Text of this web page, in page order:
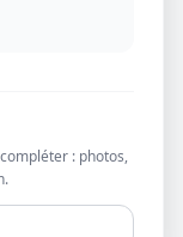
: photos,